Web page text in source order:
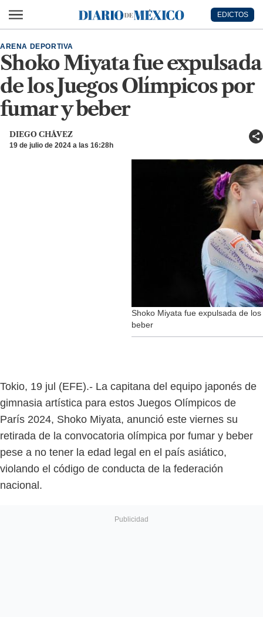
Diario de México
EDICTOS
Shoko Miyata fue expulsada
de los Juegos Olímpicos por
fumar y beber
ARENA DEPORTIVA
DIEGO CHÁVEZ
19 de julio de 2024 a las 16:28h
Shoko Miyata fue expulsada de
beber
Tokio, 19 jul (EFE).- La capitana del equipo japonés de
gimnasia artística para estos Juegos Olímpicos de
París 2024, Shoko Miyata, anunció este viernes su
retirada de la convocatoria olímpica por fumar y beber
pese a no tener la edad legal en el país asiático,
violando el código de conducta de la federación
nacional.